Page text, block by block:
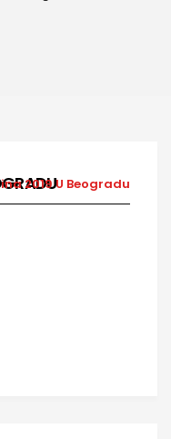
2019 U Beogradu